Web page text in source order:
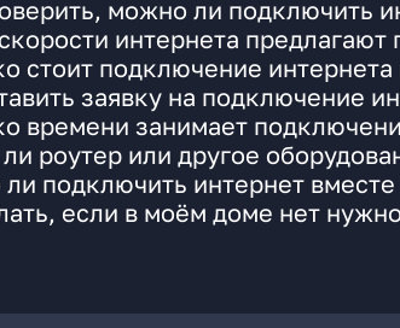
можно ли подключить
интернета
стоит подключение интернета
заявку на подключение
времени занимает
роутер или другое
подключить интернет
если в моём доме нет